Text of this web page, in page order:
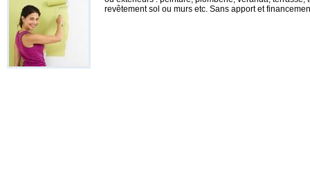
revêtement sol ou murs etc. Sans apport et